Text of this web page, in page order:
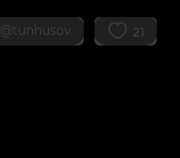
@tunhusov 21